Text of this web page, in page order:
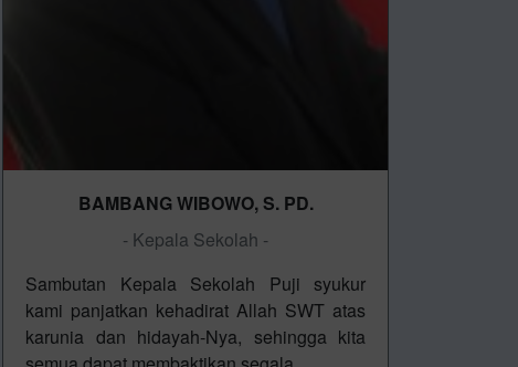
BAMBANG WIBOWO, S. PD.
- Kepala Sekolah -
Sambutan Kepala Sekolah Puji syukur
kami panjatkan kehadirat Allah SWT atas
karunia dan hidayah-Nya, sehingga kita